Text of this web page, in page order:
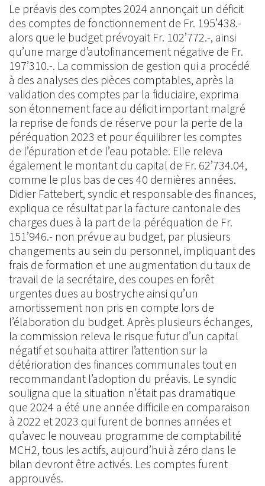
Le préavis des comptes 2024 annonçait un déficit
des comptes de fonctionnement de Fr. 195’438.-
alors que le budget prévoyait Fr. 102’772.-, ainsi
qu’une marge d’autofinancement négative de Fr.
197’310.-. La commission de gestion qui a procédé
à des analyses des pièces comptables, après la
validation des comptes par la fiduciaire, exprima
son étonnement face au déficit important malgré
la reprise de fonds de réserve pour la perte de la
péréquation 2023 et pour équilibrer les comptes
de l’épuration et de l’eau potable. Elle releva
également le montant du capital de Fr. 62’734.04,
comme le plus bas de ces 40 dernières années.
Didier Fattebert, syndic et responsable des finances,
expliqua ce résultat par la facture cantonale des
charges dues à la part de la péréquation de Fr.
151’946.- non prévue au budget, par plusieurs
changements au sein du personnel, impliquant des
frais de formation et une augmentation du taux de
travail de la secrétaire, des coupes en forêt
urgentes dues au bostryche ainsi qu’un
amortissement non pris en compte lors de
l’élaboration du budget. Après plusieurs échanges,
la commission releva le risque futur d’un capital
négatif et souhaita attirer l’attention sur la
détérioration des finances communales tout en
recommandant l’adoption du préavis. Le syndic
souligna que la situation n’était pas dramatique
que 2024 a été une année difficile en comparaison
à 2022 et 2023 qui furent de bonnes années et
qu’avec le nouveau programme de comptabilité
MCH2, tous les actifs, aujourd’hui à zéro dans le
bilan devront être activés. Les comptes furent
approuvés.